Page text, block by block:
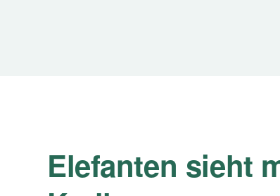
Elefanten sieht